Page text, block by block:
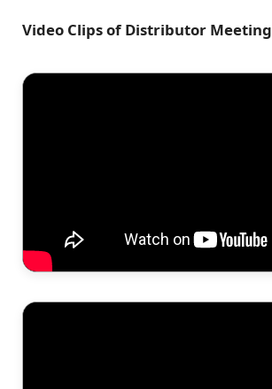
Video Clips of Distributor Meeting